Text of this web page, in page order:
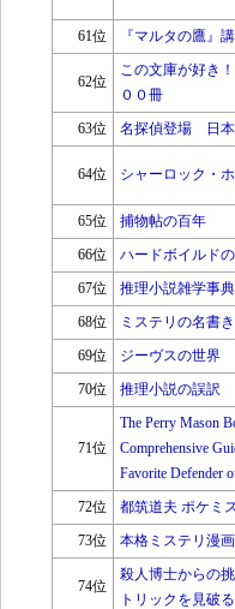
61位 『マルタの鷹』
62位
この文庫が好き
００冊
63位 名探偵登場 日
64位 シャーロック・
65位 捕物帖の百年
66位 ハードボイルド
67位 推理小説雑学事典
68位
ミステリの名書
69位
ジーヴスの世界
70位 推理小説の誤訳
71位
The Perry Mason
Comprehensive
Favorite Defender
72位
都筑道夫 ポケミ
73位
本格ミステリ漫画
74位
殺人博士からの
トリックを見破